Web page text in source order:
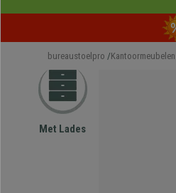
bureaustoelpro Kantoormeubelen
Met Lades